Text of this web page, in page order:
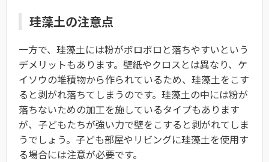
珪藻土の注意点
一方で、珪藻土には粉がボロボロと落ちやすいという
デメリットもあります。壁紙やクロスとは異なり、ケ
イソウの堆積物から作られているため、珪藻土をこす
ると剥がれ落ちてしまうのです。珪藻土の中には粉が
落ちないための加工を施しているタイプもあります
が、子どもたちが強い力で壁をこすると剥がれてしま
うでしょう。子ども部屋やリビングに珪藻土を使用す
る場合には注意が必要です。